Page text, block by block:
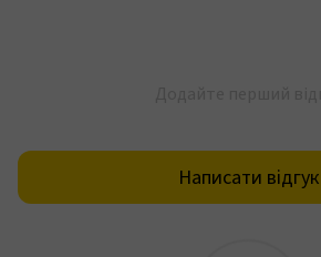
Написати відгук